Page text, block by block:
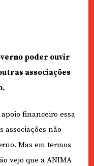
poder ouvir
associações
financeiro essa
associações não
Mas em termos
vejo que a ANIMA